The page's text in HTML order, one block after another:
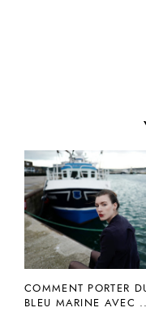
COMMENT PORTER
BLEU MARINE AVEC